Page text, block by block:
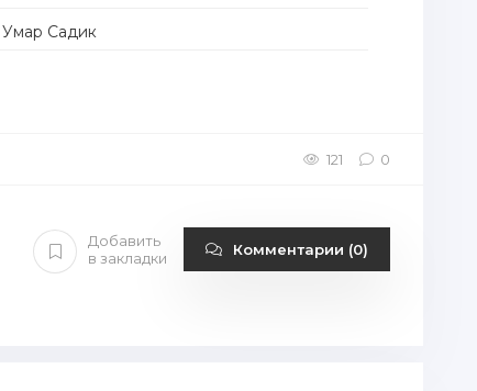
Умар Садик
121 0
Добавить
в закладки
Комментарии (0)